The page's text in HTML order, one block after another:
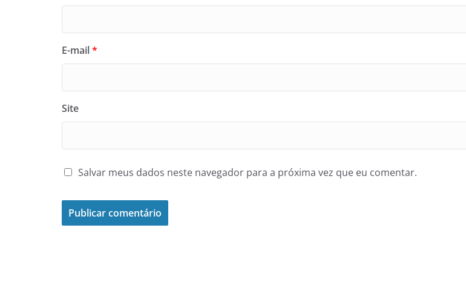
E-mail*
Site
Salvar meus dados neste navegador para a próxima vez que eu comentar.